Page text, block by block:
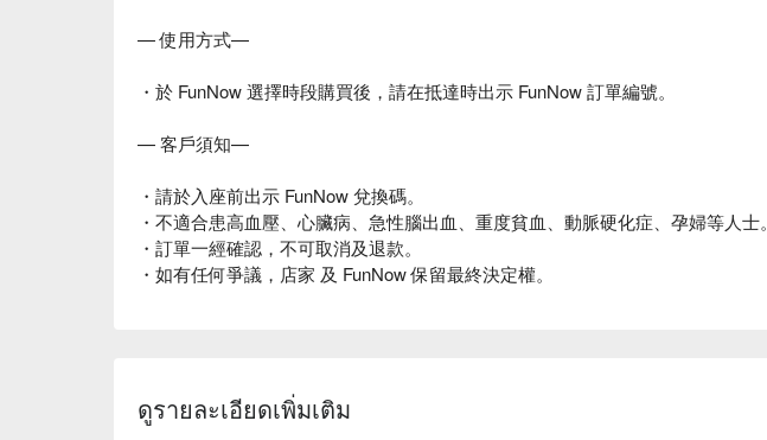
— 使用方式—
・於 FunNow 選擇時段購買後，請在抵達時出示 FunNow 訂單編號。
— 客戶須知—
・請於入座前出示 FunNow 兌換碼。
・不適合患高血壓、心臟病、急性腦出血、重度貧血、動脈硬化症、孕婦等人士。
・訂單一經確認，不可取消及退款。
・如有任何爭議，店家 及 FunNow 保留最終決定權。
ดูรายละเอียดเพิ่มเติม